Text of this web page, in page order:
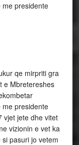
me presidente
qe mirpriti gra
e Mbretereshes
me presidente
vjet jete dhe vitet
vizionin e vet ka
pasuri jo vetem